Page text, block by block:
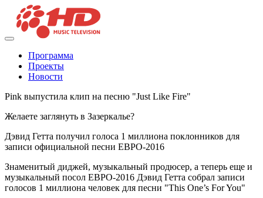
Программа
Проекты
Новости
Pink выпустила клип на песню "Just Like Fire"
Желаете заглянуть в Зазеркалье?
Дэвид Гетта получил голоса 1 миллиона поклонников для
записи официальной песни ЕВРО-2016
Знаменитый диджей, музыкальный продюсер, а теперь еще и
музыкальный посол ЕВРО-2016 Дэвид Гетта собрал записи
голосов 1 миллиона человек для песни "This One’s For You"